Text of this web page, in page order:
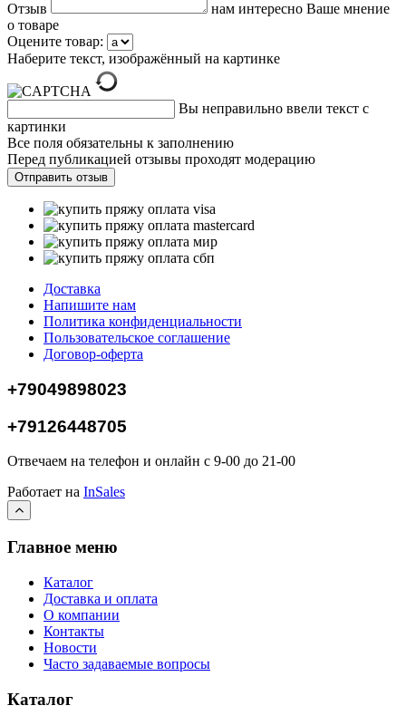
Отзыв
нам интересно Ваше мнение
о товаре
Оцените товар:
Наберите текст, изображённый на картинке
Вы неправильно ввели текст с
картинки
Все поля обязательны к заполнению
Перед публикацией отзывы проходят модерацию
Доставка
Напишите нам
Политика конфиденциальности
Пользовательское соглашение
Договор-оферта
+79049898023
+79126448705
Отвечаем на телефон и онлайн с 9-00 до 21-00
Работает на InSales
Главное меню
Каталог
Доставка и оплата
О компании
Контакты
Новости
Часто задаваемые вопросы
Каталог